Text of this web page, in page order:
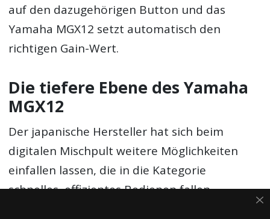
auf den dazugehörigen Button und das
Yamaha MGX12 setzt automatisch den
richtigen Gain-Wert.
Die tiefere Ebene des Yamaha
MGX12
Der japanische Hersteller hat sich beim
digitalen Mischpult weitere Möglichkeiten
einfallen lassen, die in die Kategorie
schnelles, effizientes Bedienen fallen.